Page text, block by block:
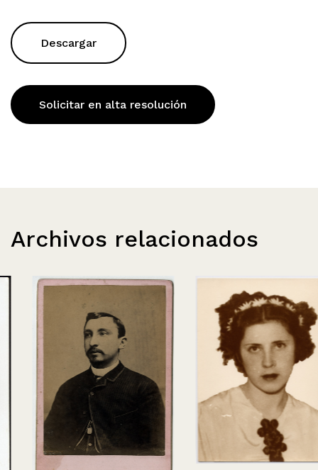
Descargar
Solicitar en alta resolución
Archivos relacionados